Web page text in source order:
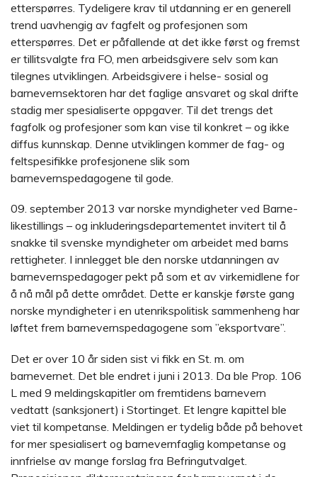
etterspørres. Tydeligere krav til utdanning er en generell
trend uavhengig av fagfelt og profesjonen som
etterspørres. Det er påfallende at det ikke først og fremst
er tillitsvalgte fra FO, men arbeidsgivere selv som kan
tilegnes utviklingen. Arbeidsgivere i helse- sosial og
barnevernsektoren har det faglige ansvaret og skal drifte
stadig mer spesialiserte oppgaver. Til det trengs det
fagfolk og profesjoner som kan vise til konkret – og ikke
diffus kunnskap. Denne utviklingen kommer de fag- og
feltspesifikke profesjonene slik som
barnevernspedagogene til gode.
09. september 2013 var norske myndigheter ved Barne-
likestillings – og inkluderingsdepartementet invitert til å
snakke til svenske myndigheter om arbeidet med barns
rettigheter. I innlegget ble den norske utdanningen av
barnevernspedagoger pekt på som et av virkemidlene for
å nå mål på dette området. Dette er kanskje første gang
norske myndigheter i en utenrikspolitisk sammenheng har
løftet frem barnevernspedagogene som ”eksportvare”.
Det er over 10 år siden sist vi fikk en St. m. om
barnevernet. Det ble endret i juni i 2013. Da ble Prop. 106
L med 9 meldingskapitler om fremtidens barnevern
vedtatt (sanksjonert) i Stortinget. Et lengre kapittel ble
viet til kompetanse. Meldingen er tydelig både på behovet
for mer spesialisert og barnevernfaglig kompetanse og
innfrielse av mange forslag fra Befringutvalget.